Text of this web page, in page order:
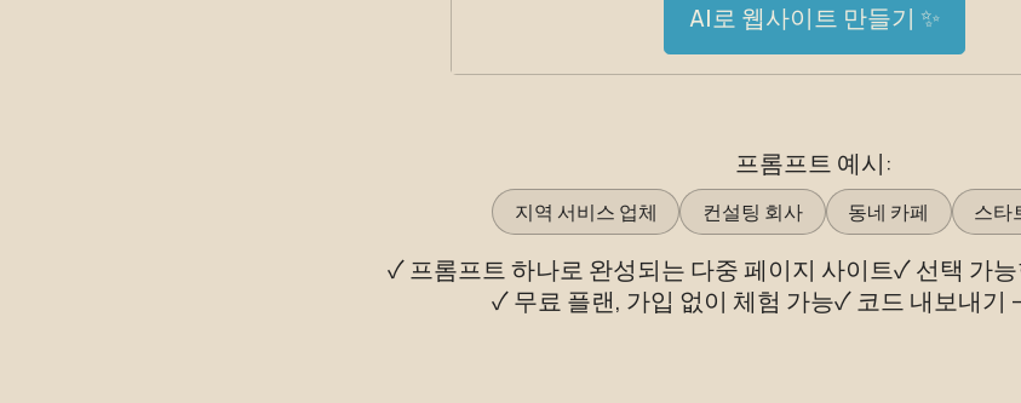
AI로 웹사이트 만들기 ✨
프롬프트 예시:
지역 서비스 업체 컨설팅 회사 동네 카페 스타
✓ 프롬프트 하나로 완성되는 다중 페이지 사이트✓ 선택 가
✓ 무료 플랜, 가입 없이 체험 가능✓ 코드 내보내기